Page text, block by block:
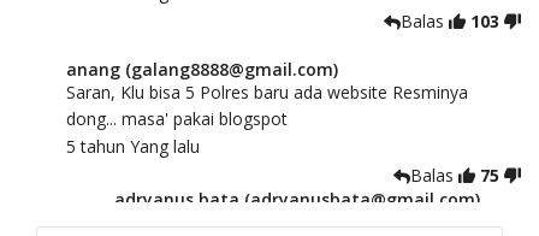
Balas
103
anang (galang8888@gmail.com)
Saran, Klu bisa 5 Polres baru ada website Resminya
dong... masa' pakai blogspot
5 tahun Yang lalu
Balas
75
adryanus bata (adryanusbata@gmail.com)
TKS atas saran dan masukannya, akan kami